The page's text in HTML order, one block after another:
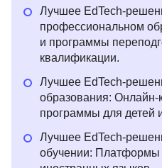
Лучшее EdTech-
профессиональном
и программы
квалификации.
Лучшее EdTech-
образования:
программы для детей
Лучшее EdTech-
обучении: Платформы